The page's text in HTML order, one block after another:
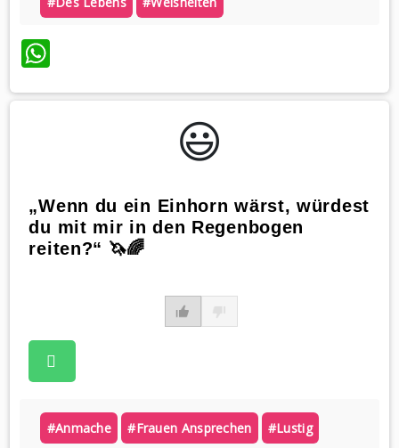
WhatsApp
😃️
„Wenn du ein Einhorn wärst, würdest
du mit mir in den Regenbogen
reiten?“ 🦄🌈
#anmache #frauen Ansprechen #lustig